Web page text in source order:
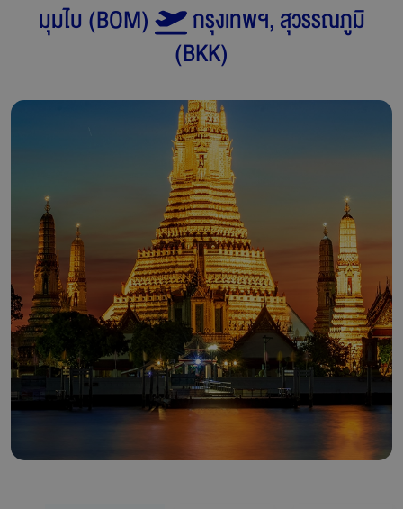
มุมไบ (BOM)
กรุงเทพฯ, สุวรรณภูมิ
(BKK)